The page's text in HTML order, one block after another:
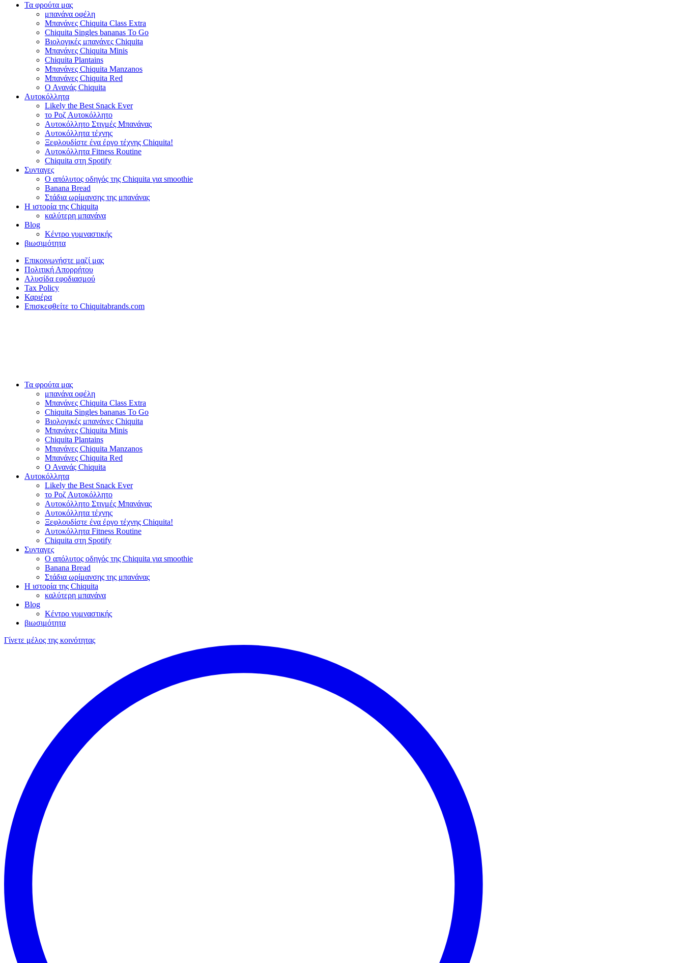
Τα φρούτα μας
μπανάνα οφέλη
Μπανάνες Chiquita Class Extra
Chiquita Singles bananas To Go
Βιολογικές μπανάνες Chiquita
Μπανάνες Chiquita Minis
Chiquita Plantains
Μπανάνες Chiquita Manzanos
Μπανάνες Chiquita Red
Ο Ανανάς Chiquita
Αυτοκόλλητα
Likely the Best Snack Ever
το Ροζ Αυτοκόλλητο
Αυτοκόλλητο Στιγμές Μπανάνας
Αυτοκόλλητα τέχνης
Ξεφλουδίστε ένα έργο τέχνης Chiquita!
Αυτοκόλλητα Fitness Routine
Chiquita στη Spotify
Συνταγες
Ο απόλυτος οδηγός της Chiquita για smoothie
Banana Bread
Στάδια ωρίμανσης της μπανάνας
Η ιστορία της Chiquita
καλύτερη μπανάνα
Blog
Κέντρο γυμναστικής
βιωσιμότητα
Επικοινωνήστε μαζί μας
Πολιτική Απορρήτου
Αλυσίδα εφοδιασμού
Tax Policy
Καριέρα
Επισκεφθείτε το Chiquitabrands.com
Τα φρούτα μας
μπανάνα οφέλη
Μπανάνες Chiquita Class Extra
Chiquita Singles bananas To Go
Βιολογικές μπανάνες Chiquita
Μπανάνες Chiquita Minis
Chiquita Plantains
Μπανάνες Chiquita Manzanos
Μπανάνες Chiquita Red
Ο Ανανάς Chiquita
Αυτοκόλλητα
Likely the Best Snack Ever
το Ροζ Αυτοκόλλητο
Αυτοκόλλητο Στιγμές Μπανάνας
Αυτοκόλλητα τέχνης
Ξεφλουδίστε ένα έργο τέχνης Chiquita!
Αυτοκόλλητα Fitness Routine
Chiquita στη Spotify
Συνταγες
Ο απόλυτος οδηγός της Chiquita για smoothie
Banana Bread
Στάδια ωρίμανσης της μπανάνας
Η ιστορία της Chiquita
καλύτερη μπανάνα
Blog
Κέντρο γυμναστικής
βιωσιμότητα
Γίνετε μέλος της κοινότητας